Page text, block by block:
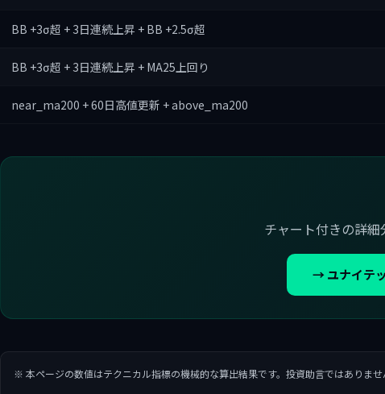
BB +3σ超 + 3日連続上昇 + BB +2.5σ超
BB +3σ超 + 3日連続上昇 + MA25上回り
near_ma200 + 60日高値更新 + above_ma200
チャート付きの詳細
→ ユナイテ
※ 本ページの数値はテクニカル指標の機械的な算出結果です。投資助言ではありませ